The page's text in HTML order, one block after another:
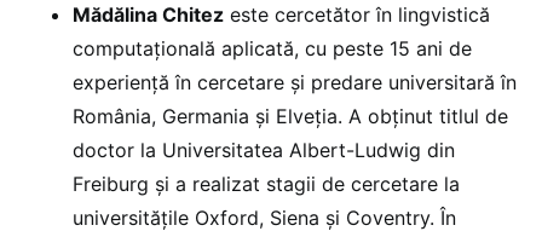
Mădălina Chitez este cercetător în lingvistică
computațională aplicată, cu peste 15 ani de
experiență în cercetare și predare universitară în
România, Germania și Elveția. A obținut titlul de
doctor la Universitatea Albert-Ludwig din
Freiburg și a realizat stagii de cercetare la
universitățile Oxford, Siena și Coventry. În